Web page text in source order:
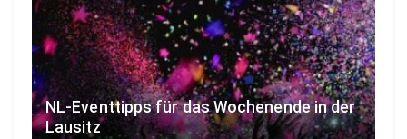
NL-Eventtipps für das Wochenende in der
Lausitz